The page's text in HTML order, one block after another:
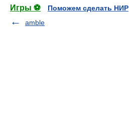
Игры ⚽
Поможем сделать НИР
amble